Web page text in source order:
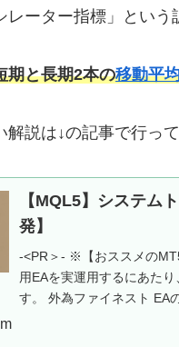
ーター指標」という
期と長期2本の移動平
解説は↓の記事で行っ
【MQL5】システム
発】
-<PR＞- ※【おススメの
用EAを実運用するにあた
す。 外為ファイネスト EA